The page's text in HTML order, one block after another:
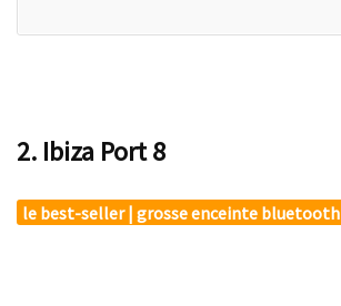
2. Ibiza Port 8
le best-seller | grosse enceinte bluetooth